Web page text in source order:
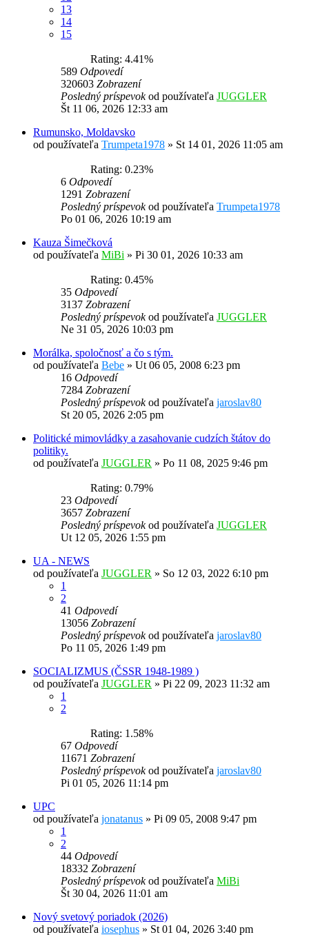
13
14
15
Rating: 4.41%
589 Odpovedí
320603 Zobrazení
Posledný príspevokod používateľa JUGGLER
Št 11 06, 2026 12:33 am
Rumunsko, Moldavsko
od používateľa Trumpeta1978 » St 14 01, 2026 11:05 am
Rating: 0.23%
6 Odpovedí
1291 Zobrazení
Posledný príspevokod používateľa Trumpeta1978
Po 01 06, 2026 10:19 am
Kauza Šimečková
od používateľa MiBi » Pi 30 01, 2026 10:33 am
Rating: 0.45%
35 Odpovedí
3137 Zobrazení
Posledný príspevokod používateľa JUGGLER
Ne 31 05, 2026 10:03 pm
Morálka, spoločnosť a čo s tým.
od používateľa Bebe » Ut 06 05, 2008 6:23 pm
16 Odpovedí
7284 Zobrazení
Posledný príspevokod používateľa jaroslav80
St 20 05, 2026 2:05 pm
Politické mimovládky a zasahovanie cudzích štátov do
politiky.
od používateľa JUGGLER » Po 11 08, 2025 9:46 pm
Rating: 0.79%
23 Odpovedí
3657 Zobrazení
Posledný príspevokod používateľa JUGGLER
Ut 12 05, 2026 1:55 pm
UA - NEWS
od používateľa JUGGLER » So 12 03, 2022 6:10 pm
1
2
41 Odpovedí
13056 Zobrazení
Posledný príspevokod používateľa jaroslav80
Po 11 05, 2026 1:49 pm
SOCIALIZMUS (ČSSR 1948-1989 )
od používateľa JUGGLER » Pi 22 09, 2023 11:32 am
1
2
Rating: 1.58%
67 Odpovedí
11671 Zobrazení
Posledný príspevokod používateľa jaroslav80
Pi 01 05, 2026 11:14 pm
UPC
od používateľa jonatanus » Pi 09 05, 2008 9:47 pm
1
2
44 Odpovedí
18332 Zobrazení
Posledný príspevokod používateľa MiBi
Št 30 04, 2026 11:01 am
Nový svetový poriadok (2026)
od používateľa iosephus » St 01 04, 2026 3:40 pm